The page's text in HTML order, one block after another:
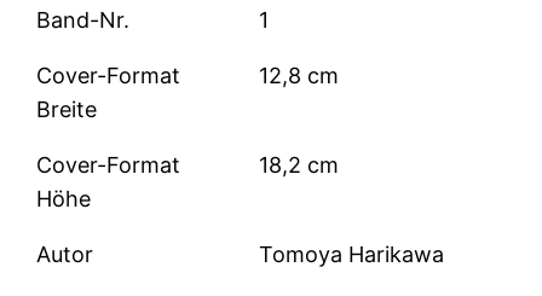
Band-Nr. 1
Cover-Format
Breite
12,8 cm
Cover-Format
Höhe
18,2 cm
Autor Tomoya Harikawa